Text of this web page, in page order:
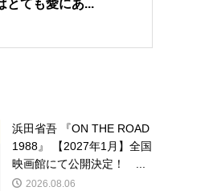
とても愛にあ...
浜田省吾 『ON THE ROAD
1988』 【2027年1月】全国
映画館にて公開決定！ ...
2026.08.06